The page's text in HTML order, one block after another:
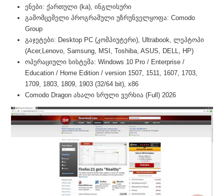
ენები: ქართული (ka), ინგლისური
გამომცემელი პროგრამული უზრუნველყოფა: Comodo
Group
გაჯეტები: Desktop PC (კომპიუტერი), Ultrabook, ლეპტოპი
(Acer,Lenovo, Samsung, MSI, Toshiba, ASUS, DELL, HP)
ოპერაციული სისტემა: Windows 10 Pro / Enterprise /
Education / Home Edition / version 1507, 1511, 1607, 1703,
1709, 1803, 1809, 1903 (32/64 bit), x86
Comodo Dragon ახალი სრული ვერსია (Full) 2026